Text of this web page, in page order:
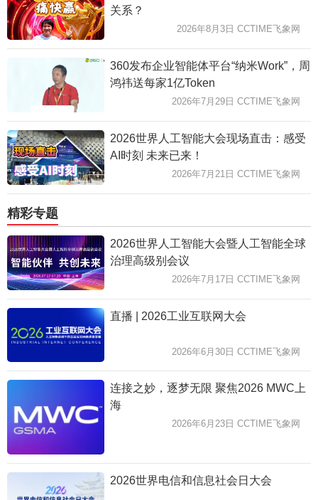
关系？
2026年8月3日 CCTIME飞象网
360发布企业智能体平台“纳米Work”，周
鸿祎送每家1亿Token
2026年7月29日 CCTIME飞象网
2026世界人工智能大会现场直击：感受
AI时刻 未来已来！
2026年7月21日 CCTIME飞象网
精彩专题
2026世界人工智能大会暨人工智能全球
治理高级别会议
2026年7月17日 CCTIME飞象网
直播 | 2026工业互联网大会
2026年6月30日 CCTIME飞象网
连接之妙，逐梦无限 聚焦2026 MWC上
海
2026年6月23日 CCTIME飞象网
2026世界电信和信息社会日大会